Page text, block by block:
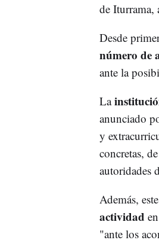
de Iturrama,
Desde
número de
ante la
La
anunciado
y
concretas,
autoridades
Además,
actividad
"ante los